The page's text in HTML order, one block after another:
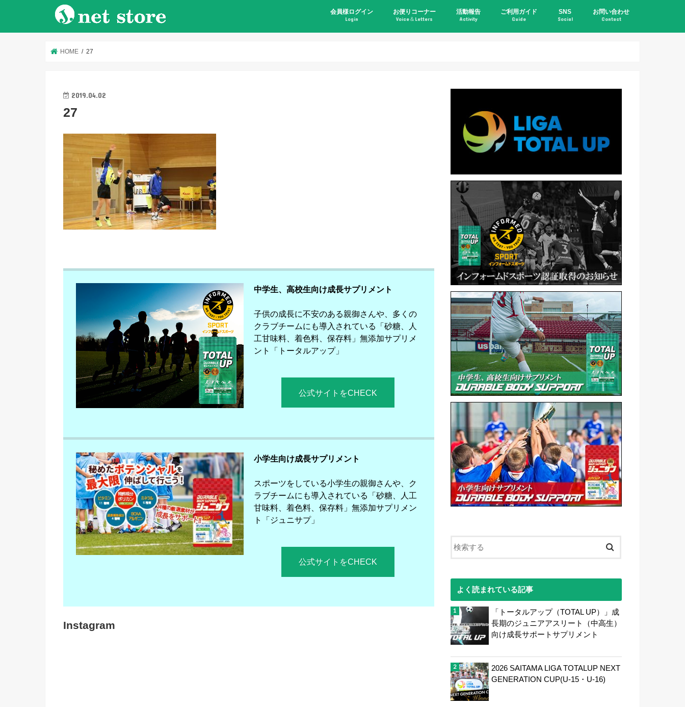
会員様ログイン
Login
お便りコーナー
Voice＆Letters
活動報告
Activity
ご利用ガイド
Guide
SNS
Social
お問い合わせ
Contact
HOME 27
2019.04.02
27
中学生、高校生向け成長サプリメント
子供の成長に不安のある親御さんや、多くの
クラブチームにも導入されている「砂糖、人
工甘味料、着色料、保存料」無添加サプリメ
ント「トータルアップ」
公式サイトをCHECK
小学生向け成長サプリメント
スポーツをしている小学生の親御さんや、ク
ラブチームにも導入されている「砂糖、人工
甘味料、着色料、保存料」無添加サプリメン
ト「ジュニサプ」
公式サイトをCHECK
Instagram
よく読まれている記事
「トータルアップ（TOTAL UP）」成
長期のジュニアアスリート（中高生）
向け成長サポートサプリメント
2026 SAITAMA LIGA TOTALUP NEXT
GENERATION CUP(U-15・U-16)